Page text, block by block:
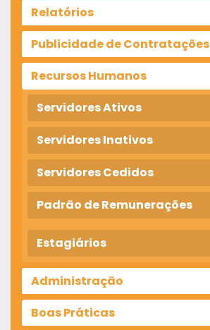
Relatórios
Publicidade de Contratações
Recursos Humanos
Servidores Ativos
Servidores Inativos
Servidores Cedidos
Padrão de Remunerações
Estagiários
Administração
Boas Práticas